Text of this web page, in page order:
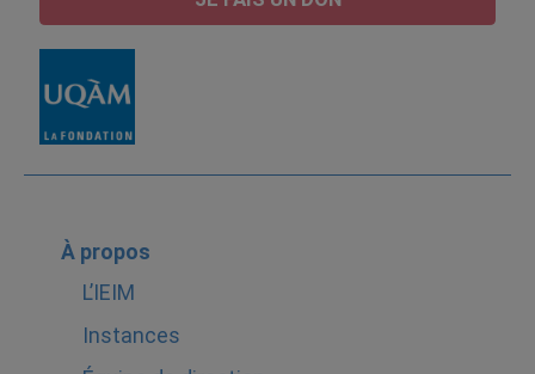
À propos
L’IEIM
Instances